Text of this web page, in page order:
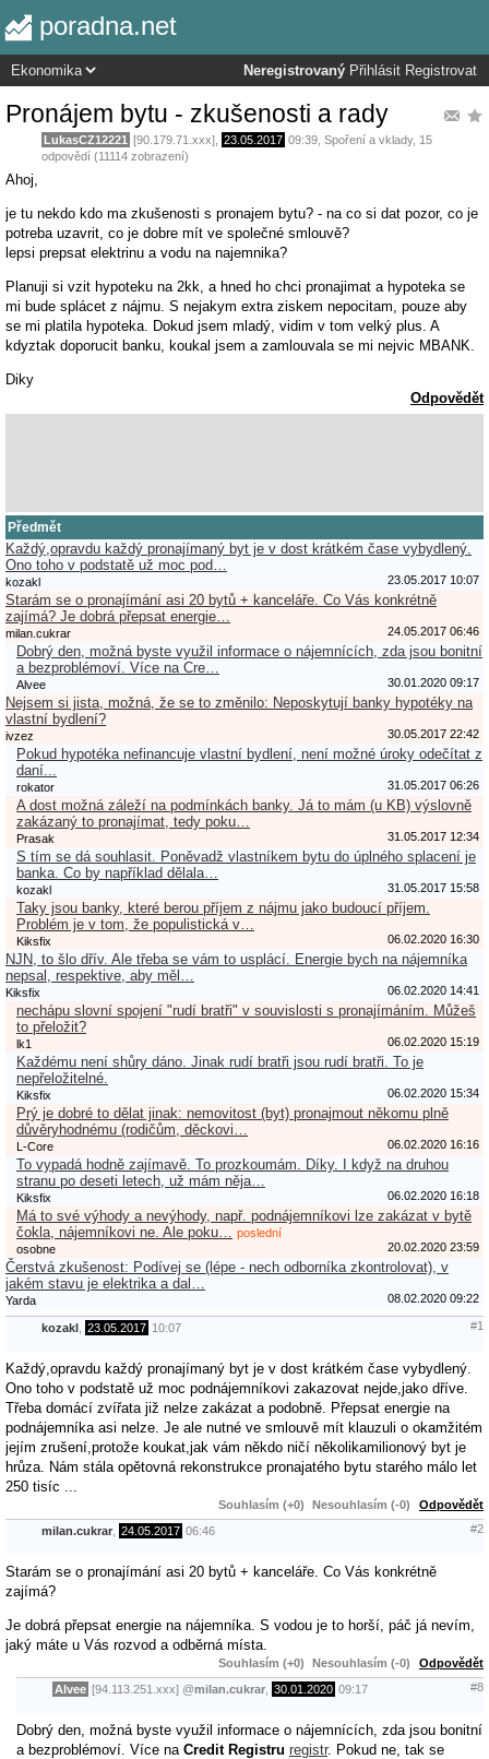
poradna.net
Neregistrovaný Přihlásit Registrovat
Pronájem bytu - zkušenosti a rady
LukasCZ12221 [90.179.71.xxx], 23.05.2017 09:39 Spoření a vklady, 15
odpovědí (11114 zobrazení)
Ahoj,
je tu nekdo kdo ma zkušenosti s pronajem bytu? - na co si dat pozor, co je
potreba uzavrit, co je dobre mít ve společné smlouvě?
lepsi prepsat elektrinu a vodu na najemnika?
Planuji si vzit hypoteku na 2kk, a hned ho chci pronajimat a hypoteka se
mi bude splácet z nájmu. S nejakym extra ziskem nepocitam, pouze aby
se mi platila hypoteka. Dokud jsem mladý, vidim v tom velký plus. A
kdyztak doporucit banku, koukal jsem a zamlouvala se mi nejvic MBANK.
Diky
Odpovědět
Předmět
Každý,opravdu každý pronajímaný byt je v dost krátkém čase vybydlený.
Ono toho v podstatě už moc pod…
kozakl 23.05.2017 10:07
Starám se o pronajímání asi 20 bytů + kanceláře. Co Vás konkrétně
zajímá? Je dobrá přepsat energie…
milan.cukrar 24.05.2017 06:46
Dobrý den, možná byste využil informace o nájemnících, zda jsou bonitní
a bezproblémoví. Více na Cre…
Alvee 30.01.2020 09:17
Nejsem si jista, možná, že se to změnilo: Neposkytují banky hypotéky na
vlastní bydlení?
ivzez 30.05.2017 22:42
Pokud hypotéka nefinancuje vlastní bydlení, není možné úroky odečítat z
daní...
rokator 31.05.2017 06:26
A dost možná záleží na podmínkách banky. Já to mám (u KB) výslovně
zakázaný to pronajímat, tedy poku…
Prasak 31.05.2017 12:34
S tím se dá souhlasit. Poněvadž vlastníkem bytu do úplného splacení je
banka. Co by například dělala…
kozakl 31.05.2017 15:58
Taky jsou banky, které berou příjem z nájmu jako budoucí příjem.
Problém je v tom, že populistická v…
Kiksfix 06.02.2020 16:30
NJN, to šlo dřív. Ale třeba se vám to usplácí. Energie bych na nájemníka
nepsal, respektive, aby měl…
Kiksfix 06.02.2020 14:41
nechápu slovní spojení "rudí bratři" v souvislosti s pronajímáním. Můžeš
to přeložit?
lk1 06.02.2020 15:19
Každému není shůry dáno. Jinak rudí bratři jsou rudí bratři. To je
nepřeložitelné.
Kiksfix 06.02.2020 15:34
Prý je dobré to dělat jinak: nemovitost (byt) pronajmout někomu plně
důvěryhodnému (rodičům, děckovi…
L-Core 06.02.2020 16:16
To vypadá hodně zajímavě. To prozkoumám. Díky. I když na druhou
stranu po deseti letech, už mám něja…
Kiksfix 06.02.2020 16:18
Má to své výhody a nevýhody, např. podnájemníkovi lze zakázat v bytě
čokla, nájemníkovi ne. Ale poku…
poslední
osobne
20.02.2020 23:59
Čerstvá zkušenost: Podívej se (lépe - nech odborníka zkontrolovat), v
jakém stavu je elektrika a dal…
Yarda 08.02.2020 09:22
kozakl 23.05.2017 10:07 #1
Každý,opravdu každý pronajímaný byt je v dost krátkém čase vybydlený.
Ono toho v podstatě už moc podnájemníkovi zakazovat nejde,jako dříve.
Třeba domácí zvířata již nelze zakázat a podobně. Přepsat energie na
podnájemníka asi nelze. Je ale nutné ve smlouvě mít klauzuli o okamžitém
jejím zrušení,protože koukat,jak vám někdo ničí několikamilionový byt je
hrůza. Nám stála opětovná rekonstrukce pronajatého bytu starého málo let
250 tisíc ...
Souhlasím (+0) Nesouhlasím (-0) Odpovědět
milan.cukrar 24.05.2017 06:46 #2
Starám se o pronajímání asi 20 bytů + kanceláře. Co Vás konkrétně
zajímá?
Je dobrá přepsat energie na nájemníka. S vodou je to horší, páč já nevím,
jaký máte u Vás rozvod a odběrná místa.
Souhlasím (+0) Nesouhlasím (-0) Odpovědět
Alvee [94.113.251.xxx] @milan.cukrar 30.01.2020 09:17 #8
Dobrý den, možná byste využil informace o nájemnících, zda jsou bonitní
a bezproblémoví. Více na Credit Registru registr. Pokud ne, tak se